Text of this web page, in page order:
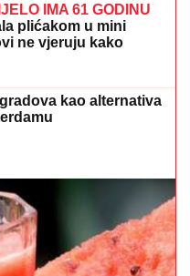
IMA 61 GODINU
plićakom u mini
ne vjeruju kako
kao alternativa